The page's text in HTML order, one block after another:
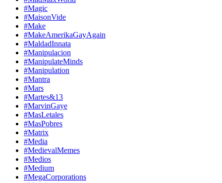
#Magic
#MaisonVide
#Make
#MakeAmerikaGayAgain
#MaldadInnata
#Manipulacion
#ManipulateMinds
#Manipulation
#Mantra
#Mars
#Martes&13
#MarvinGaye
#MasLetales
#MasPobres
#Matrix
#Media
#MedievalMemes
#Medios
#Medium
#MegaCorporations